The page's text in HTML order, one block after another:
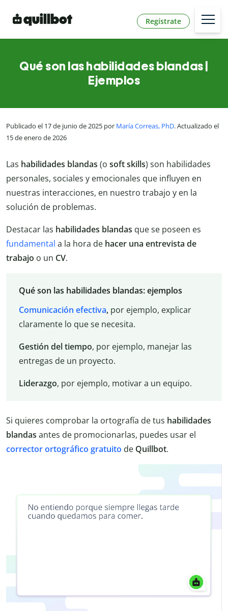
Regístrate
Qué son las habilidades blandas |
Ejemplos
Publicado el 17 de junio de 2025 por María Correas, PhD. Actualizado el
15 de enero de 2026
Las habilidades blandas (o soft skills) son habilidades
personales, sociales y emocionales que influyen en
nuestras interacciones, en nuestro trabajo y en la
solución de problemas.
Destacar las habilidades blandas que se poseen es
fundamental a la hora de hacer una entrevista de
trabajo o un CV.
Qué son las habilidades blandas: ejemplos
Comunicación efectiva, por ejemplo, explicar
claramente lo que se necesita.
Gestión del tiempo, por ejemplo, manejar las
entregas de un proyecto.
Liderazgo, por ejemplo, motivar a un equipo.
Si quieres comprobar la ortografía de tus habilidades
blandas antes de promocionarlas, puedes usar el
corrector ortográfico gratuito de Quillbot.